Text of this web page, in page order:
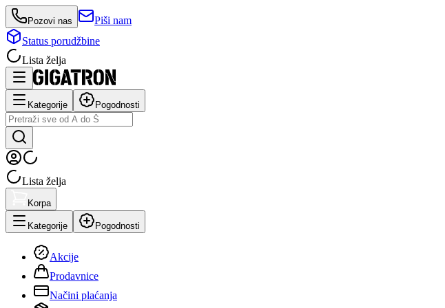
Pozovi nas
Piši nam
Status porudžbine
Lista želja
Kategorije Pogodnosti
Lista želja
Korpa
Kategorije Pogodnosti
Akcije
Prodavnice
Načini plaćanja